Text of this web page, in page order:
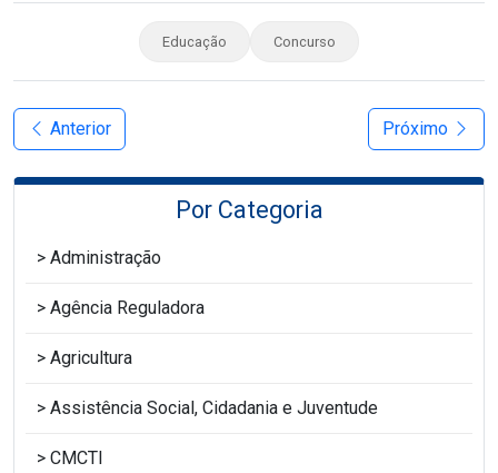
Educação Concurso
Anterior Próximo
Por Categoria
Administração
Agência Reguladora
Agricultura
Assistência Social, Cidadania e Juventude
CMCTI